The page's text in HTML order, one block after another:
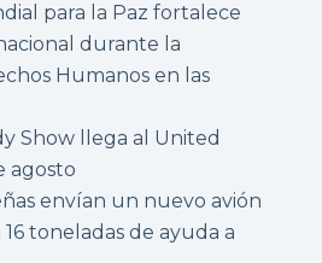
para la Paz fortalece
durante la
Humanos en las
Show llega al United
agosto
envían un nuevo avión
toneladas de ayuda a